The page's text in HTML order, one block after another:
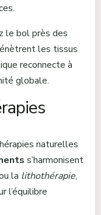
le bol près des
les tissus
reconnecte à
globale.
naturelles
s’harmonisent
la lithothérapie,
l’équilibre